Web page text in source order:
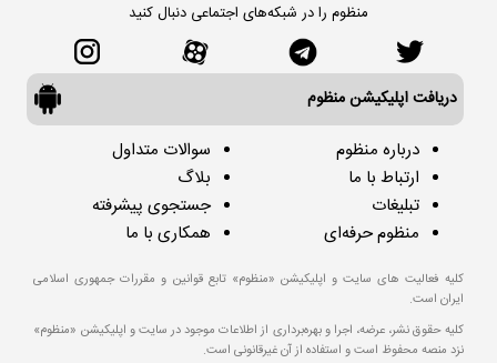
منظوم را در شبکه‌های اجتماعی دنبال کنید
دریافت اپلیکیشن منظوم
درباره منظوم
ارتباط با ما
تبلیغات
منظوم حرفه‌ای
سوالات متداول
بلاگ
جستجوی پیشرفته
همکاری با ما
کلیه فعالیت های سایت و اپلیکیشن «منظوم» تابع قوانین و مقررات جمهوری اسلامی
ایران است.
کلیه حقوق نشر، عرضه، اجرا و بهره‌برداری از اطلاعات موجود در سایت و اپلیکیشن «منظوم»
نزد منصه محفوظ است و استفاده از آن غیرقانونی است.